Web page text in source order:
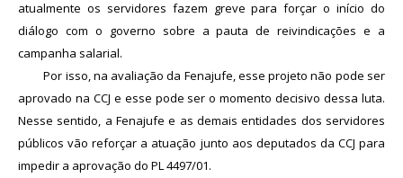
atualmente os servidores fazem greve para forçar o início do
diálogo com o governo sobre a pauta de reivindicações e a
campanha salarial.
Por isso, na avaliação da Fenajufe, esse projeto não pode ser
aprovado na CCJ e esse pode ser o momento decisivo dessa luta.
Nesse sentido, a Fenajufe e as demais entidades dos servidores
públicos vão reforçar a atuação junto aos deputados da CCJ para
impedir a aprovação do PL 4497/01.